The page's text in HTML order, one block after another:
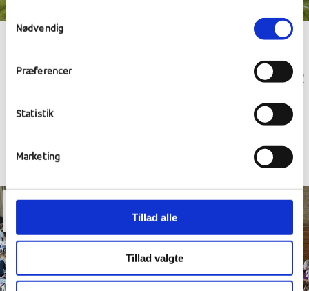
Samtykkevalg
Nødvendig
Præferencer
Statistik
Marketing
Tillad alle
Tillad valgte
GHANESISK DANS, REJSEGILDE OG
FORBEREDELSE TIL MUNDTLIGE PRØVER
12